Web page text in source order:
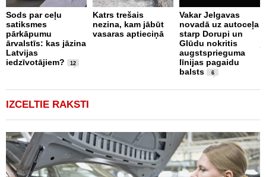
Sods par ceļu
satiksmes
pārkāpumu
ārvalstīs: kas jāzina
Latvijas
iedzīvotājiem?
12
Katrs trešais
nezina, kam jābūt
vasaras aptieciņā
Vakar Jelgavas
novadā uz autoceļa
starp Dorupi un
Glūdu nokritis
augstsprieguma
līnijas pagaidu
balsts
6
IZCELTIE RAKSTI